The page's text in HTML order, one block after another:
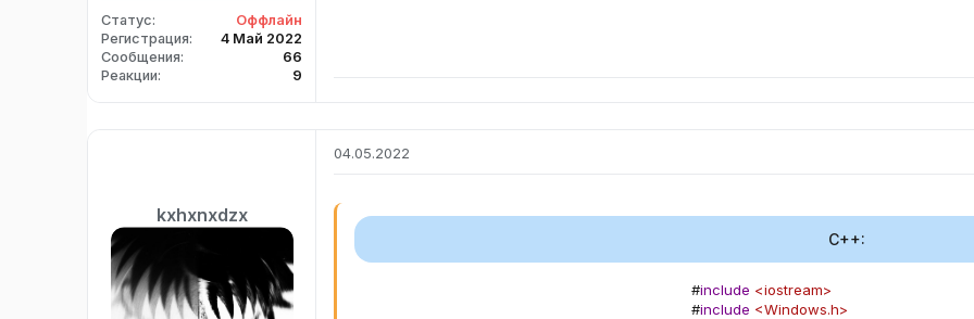
Статус
Оффлайн
Регистрация
4 Май 2022
Сообщения
66
Реакции
9
kxhxnxdzx
04.05.2022
C++:
#include <iostream>
#include <Windows.h>